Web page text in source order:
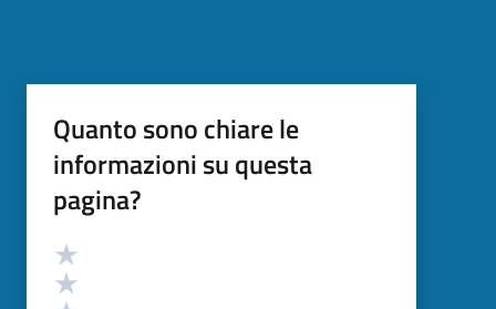
Quanto sono chiare le
informazioni su questa
pagina?
Valutazione